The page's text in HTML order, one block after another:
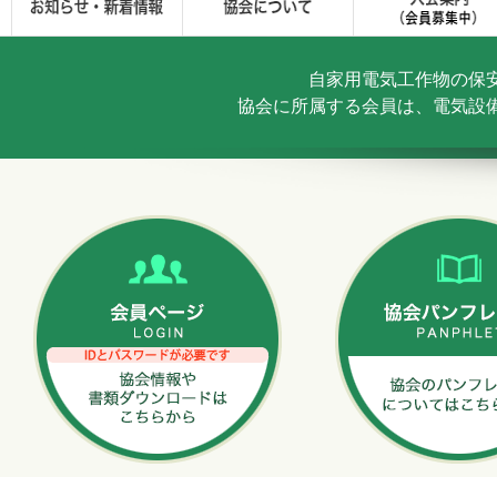
自家用電気工作物の保
協会に所属する会員は、電気設